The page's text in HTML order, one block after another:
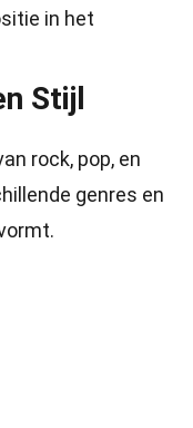
in het
Stijl
rock, pop, en
genres en